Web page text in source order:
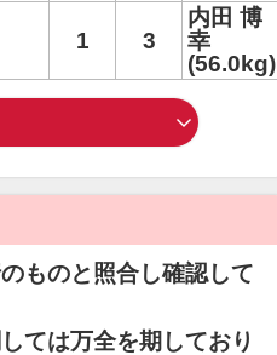
1 3
内田 博
幸
(56.0kg)
ものと照合し確認して
ては万全を期しており